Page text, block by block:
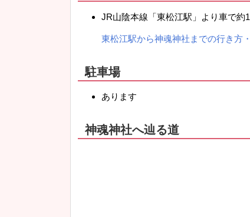
JR山陰本線「東松江駅」より車で約
東松江駅から神魂神社までの行き方
駐車場
あります
神魂神社へ辿る道